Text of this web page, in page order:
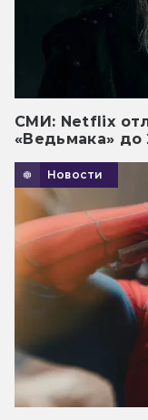
СМИ: Netflix
«Ведьмака» до
Новости